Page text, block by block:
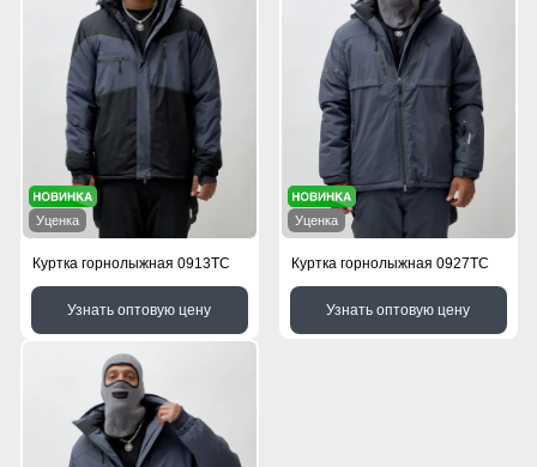
Уценка
Куртка горнолыжная 0913TC
Узнать оптовую цену
Уценка
Куртка горнолыжная 0927TC
Узнать оптовую цену